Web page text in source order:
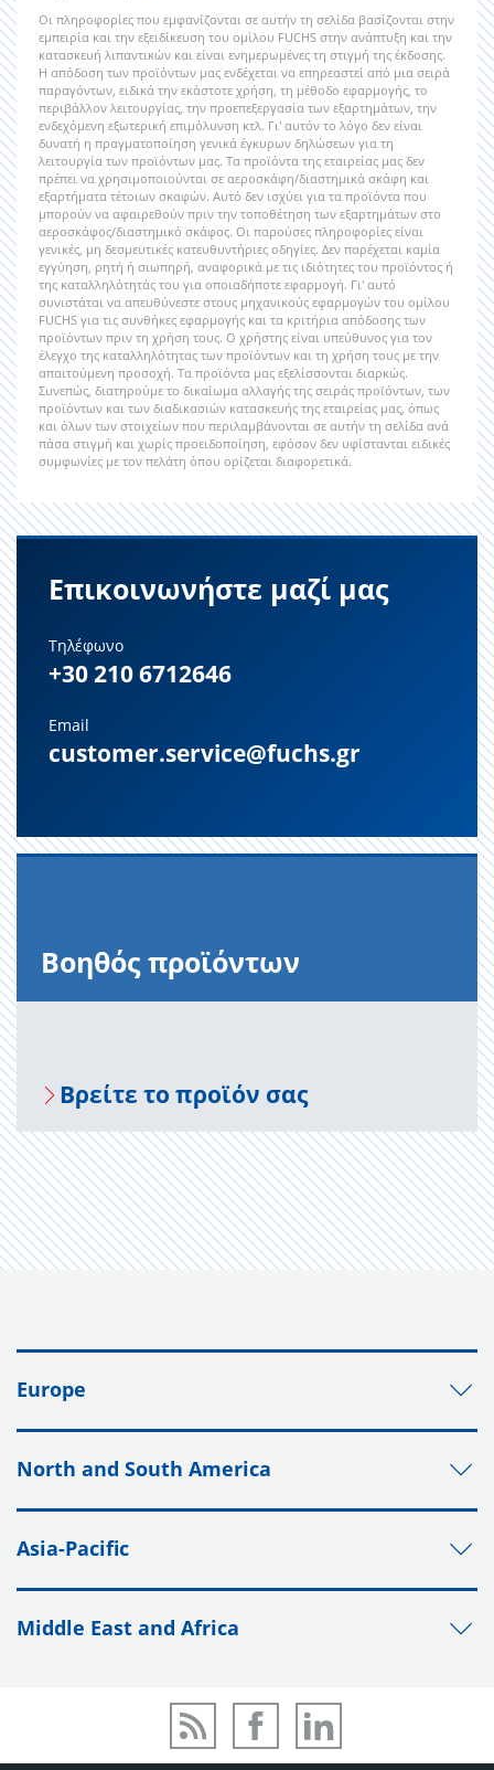
Οι πληροφορίες που εμφανίζονται σε αυτήν τη σελίδα βασίζονται στην
εμπειρία και την εξειδίκευση του ομίλου FUCHS στην ανάπτυξη και την
κατασκευή λιπαντικών και είναι ενημερωμένες τη στιγμή της έκδοσης.
Η απόδοση των προϊόντων μας ενδέχεται να επηρεαστεί από μια σειρά
παραγόντων, ειδικά την εκάστοτε χρήση, τη μέθοδο εφαρμογής, το
περιβάλλον λειτουργίας, την προεπεξεργασία των εξαρτημάτων, την
ενδεχόμενη εξωτερική επιμόλυνση κτλ. Γι' αυτόν το λόγο δεν είναι
δυνατή η πραγματοποίηση γενικά έγκυρων δηλώσεων για τη
λειτουργία των προϊόντων μας. Τα προϊόντα της εταιρείας μας δεν
πρέπει να χρησιμοποιούνται σε αεροσκάφη/διαστημικά σκάφη και
εξαρτήματα τέτοιων σκαφών. Αυτό δεν ισχύει για τα προϊόντα που
μπορούν να αφαιρεθούν πριν την τοποθέτηση των εξαρτημάτων στο
αεροσκάφος/διαστημικό σκάφος. Οι παρούσες πληροφορίες είναι
γενικές, μη δεσμευτικές κατευθυντήριες οδηγίες. Δεν παρέχεται καμία
εγγύηση, ρητή ή σιωπηρή, αναφορικά με τις ιδιότητες του προϊόντος ή
της καταλληλότητάς του για οποιαδήποτε εφαρμογή. Γι' αυτό
συνιστάται να απευθύνεστε στους μηχανικούς εφαρμογών του ομίλου
FUCHS για τις συνθήκες εφαρμογής και τα κριτήρια απόδοσης των
προϊόντων πριν τη χρήση τους. Ο χρήστης είναι υπεύθυνος για τον
έλεγχο της καταλληλότητας των προϊόντων και τη χρήση τους με την
απαιτούμενη προσοχή. Τα προϊόντα μας εξελίσσονται διαρκώς.
Συνεπώς, διατηρούμε το δικαίωμα αλλαγής της σειράς προϊόντων, των
προϊόντων και των διαδικασιών κατασκευής της εταιρείας μας, όπως
και όλων των στοιχείων που περιλαμβάνονται σε αυτήν τη σελίδα ανά
πάσα στιγμή και χωρίς προειδοποίηση, εφόσον δεν υφίστανται ειδικές
συμφωνίες με τον πελάτη όπου ορίζεται διαφορετικά.
Επικοινωνήστε μαζί μας
Τηλέφωνο
+30 210 6712646
Email
customer.service@fuchs.gr
Βοηθός προϊόντων
Βρείτε το προϊόν σας
Europe
North and South America
Asia-Pacific
Middle East and Africa